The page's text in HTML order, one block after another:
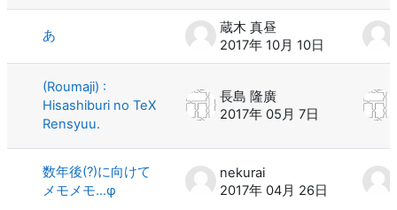
あ
蔵木 真昼
2017年 10月 10日
(Roumaji) :
Hisashiburi no TeX
Rensyuu.
長島 隆廣
2017年 05月 7日
数年後(?)に向けて
メモメモ...φ
nekurai
2017年 04月 26日